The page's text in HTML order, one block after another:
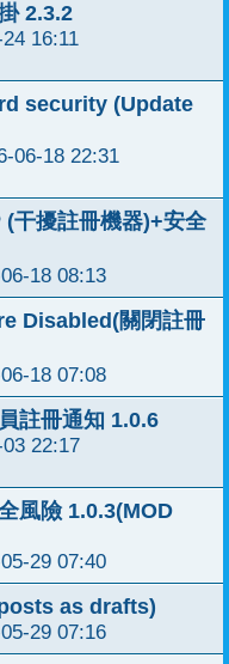
2.3.2
16:11
security (Update
06-18 22:31
干擾註冊機器)+安全
18 08:13
Disabled(關閉註冊
18 07:08
註冊通知 1.0.6
22:17
風險 1.0.3(MOD
29 07:40
as drafts)
29 07:16